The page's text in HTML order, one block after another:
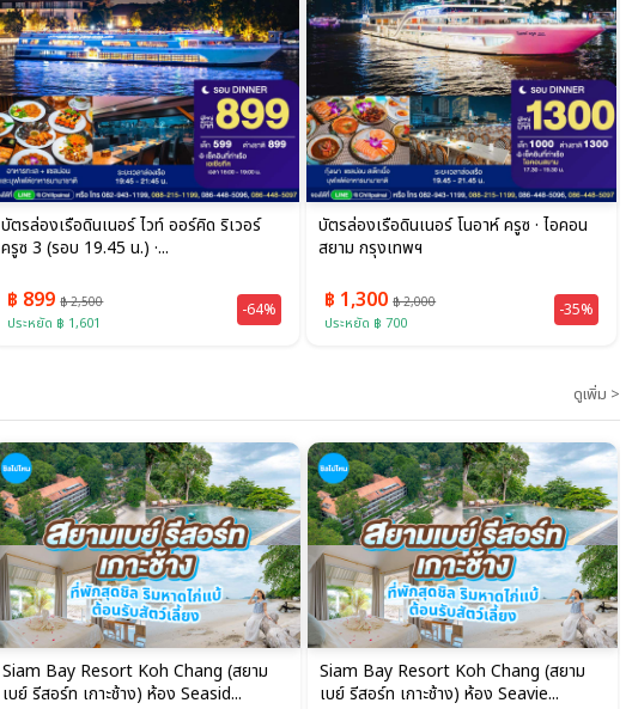
บัตรล่องเรือดินเนอร์ ไวท์ ออร์คิด ริเวอร์
ครูซ 3 (รอบ 19.45 น.) ·...
฿ 899฿ 2,500
ประหยัด ฿ 1,601
-64%
บัตรล่องเรือดินเนอร์ โนอาห์ ครูซ · ไอคอน
สยาม กรุงเทพฯ
฿ 1,300฿ 2,000
ประหยัด ฿ 700
-35%
ดูเพิ่ม >
Siam Bay Resort Koh Chang (สยาม
เบย์ รีสอร์ท เกาะช้าง) ห้อง Seasid...
Siam Bay Resort Koh Chang (สยาม
เบย์ รีสอร์ท เกาะช้าง) ห้อง Seavie...